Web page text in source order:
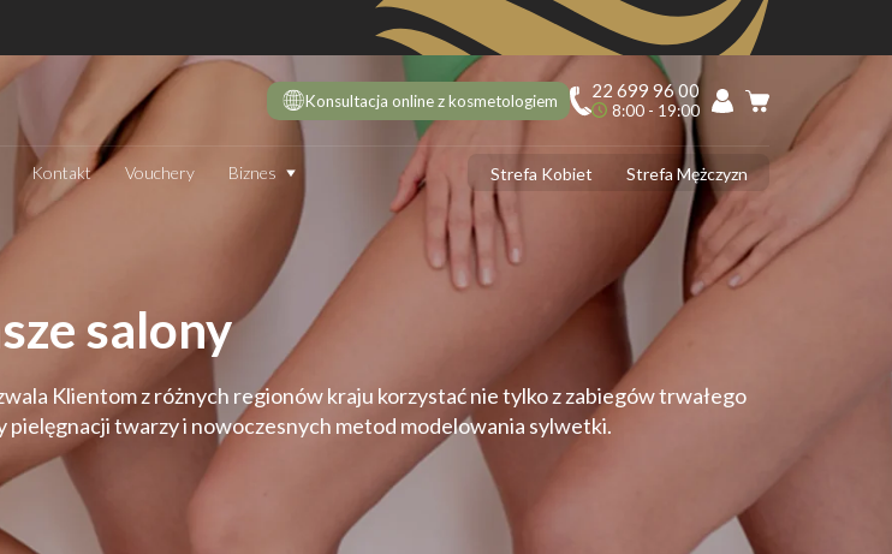
Konsultacja online z kosmetologiem 22 699 96 00
8:00 - 19:00
IPL I CZY WARTO GO STOSOWAĆ
DEPILACJA
10 ciekawostek na 10 urodziny Depilacja.pl, o których mogłaś nie
wiedzieć!
Depilacja laserowa latem – tak czy nie?
Jak usunąć włoski z twarzy? 5 najlepszych sposobów
Depilacja laserowa jąder i penisa – zabieg krok po kroku
Depilacja laserowa a opalenizna
jest najskuteczniejszy?
ENDERMOLOGIA
Jak ujędrnić skórę na brzuchu? Sprawdzone sposoby
Endermologia - jak często należy ją wykonywać?
Kontakt Vouchery Biznes Strefa Kobiet Strefa Mężczyzn
salony
Klientom z różnych regionów kraju korzystać nie tylko z zabiegów trwałego
pielęgnacji twarzy i nowoczesnych metod modelowania sylwetki.